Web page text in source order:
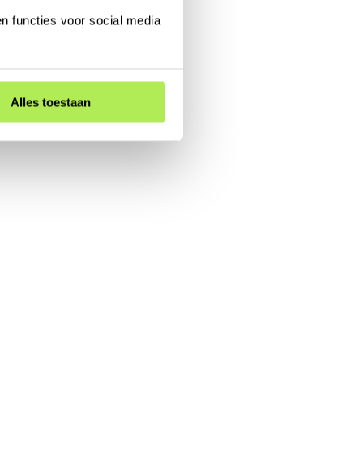
functies voor social media
Alles toestaan